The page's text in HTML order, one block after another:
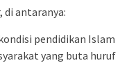
antaranya:
pendidikan Islam
yang buta huruf